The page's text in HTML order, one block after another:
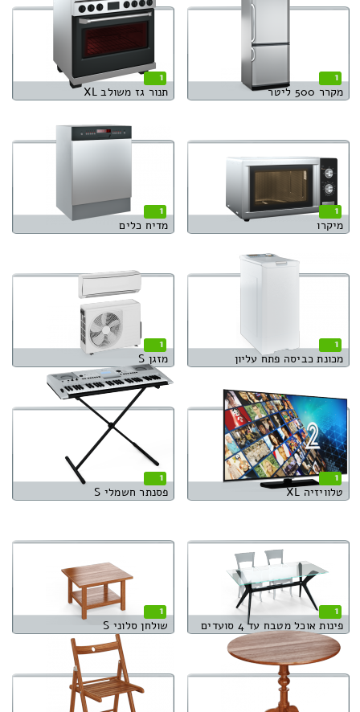
1
מקרר 500 ליטר
1
תנור גז משולב XL
1
מיקרו
1
מדיח כלים
1
מכונת כביסה פתח עליון
1
מזגן S
1
טלוויזיה XL
1
פסנתר חשמלי S
1
פינות אוכל מטבח עד 4 סועדים
1
שולחן סלוני S